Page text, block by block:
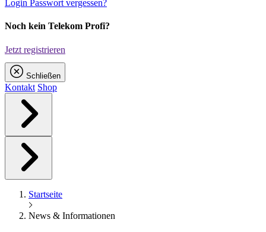
Login Passwort vergessen?
Noch kein Telekom Profi?
Jetzt registrieren
Schließen
Kontakt Shop
Startseite
News & Informationen